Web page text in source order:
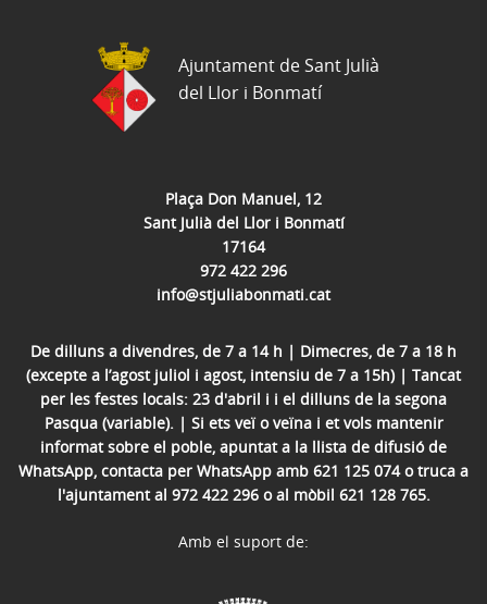
Plaça Don Manuel, 12
Sant Julià del Llor i Bonmatí
17164
972 422 296
info@stjuliabonmati.cat
De dilluns a divendres, de 7 a 14 h | Dimecres, de 7 a 18 h
(excepte a l’agost juliol i agost, intensiu de 7 a 15h) | Tancat
per les festes locals: 23 d'abril i i el dilluns de la segona
Pasqua (variable). | Si ets veï o veïna i et vols mantenir
informat sobre el poble, apuntat a la llista de difusió de
WhatsApp, contacta per WhatsApp amb 621 125 074 o truca a
l'ajuntament al 972 422 296 o al mòbil 621 128 765.
Ajuntament de Sant Julià
del Llor i Bonmatí
Amb el suport de: